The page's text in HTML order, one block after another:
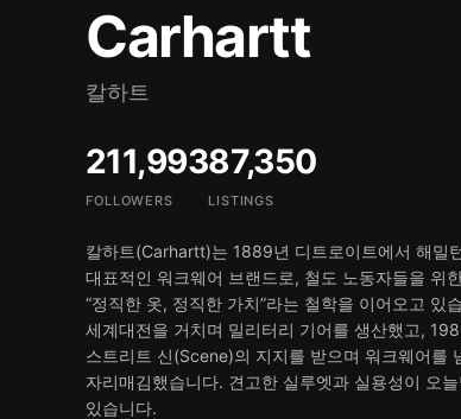
Carhartt
칼하트
211,993
FOLLOWERS
87,350
LISTINGS
칼하트(Carhartt)는 1889년 디트로이트에서 해밀
대표적인 워크웨어 브랜드로, 철도 노동자들을 위
“정직한 옷, 정직한 가치”라는 철학을 이어오고 있
세계대전을 거치며 밀리터리 기어를 생산했고,
스트리트 신(Scene)의 지지를 받으며 워크웨어를
자리매김했습니다. 견고한 실루엣과 실용성이 오
있습니다.